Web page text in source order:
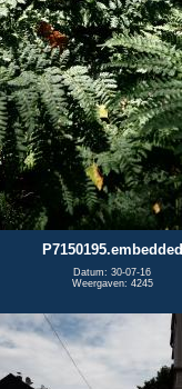
P7150195.embedded
Datum: 30-07-16
Weergaven: 4245